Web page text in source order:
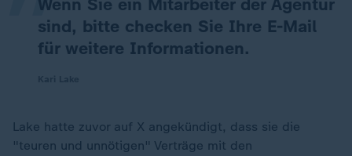
Wenn Sie ein Mitarbeiter der Agentur
sind, bitte checken Sie Ihre E-Mail
für weitere Informationen.
Lake hatte zuvor auf X angekündigt, dass sie die
"teuren und unnötigen" Verträge mit den